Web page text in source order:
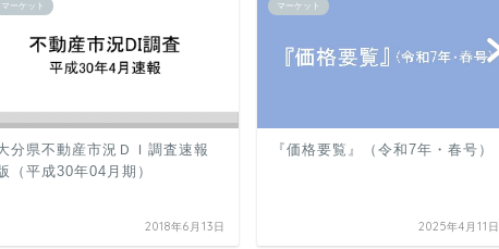
マーケット
分県不動産市況ＤＩ調査速報
（平成30年04月期）
2018年6月13日
マーケット
『価格要覧』（令和7年・春号）
2025年4月11日